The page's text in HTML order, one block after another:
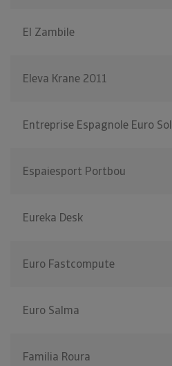
El Zambile
Eleva Krane 2011
Entreprise Espagnole Euro Sol
Espaiesport Portbou
Eureka Desk
Euro Fastcompute
Euro Salma
Familia Roura